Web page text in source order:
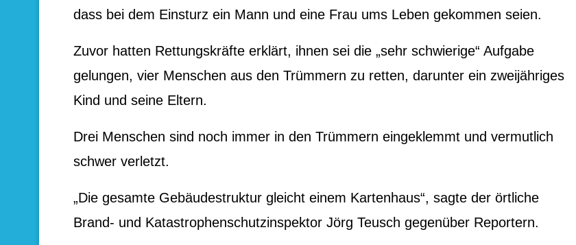
dass bei dem Einsturz ein Mann und eine Frau ums Leben gekommen seien.
Zuvor hatten Rettungskräfte erklärt, ihnen sei die „sehr schwierige“ Aufgabe
gelungen, vier Menschen aus den Trümmern zu retten, darunter ein zweijähriges
Kind und seine Eltern.
Drei Menschen sind noch immer in den Trümmern eingeklemmt und vermutlich
schwer verletzt.
„Die gesamte Gebäudestruktur gleicht einem Kartenhaus“, sagte der örtliche
Brand- und Katastrophenschutzinspektor Jörg Teusch gegenüber Reportern.